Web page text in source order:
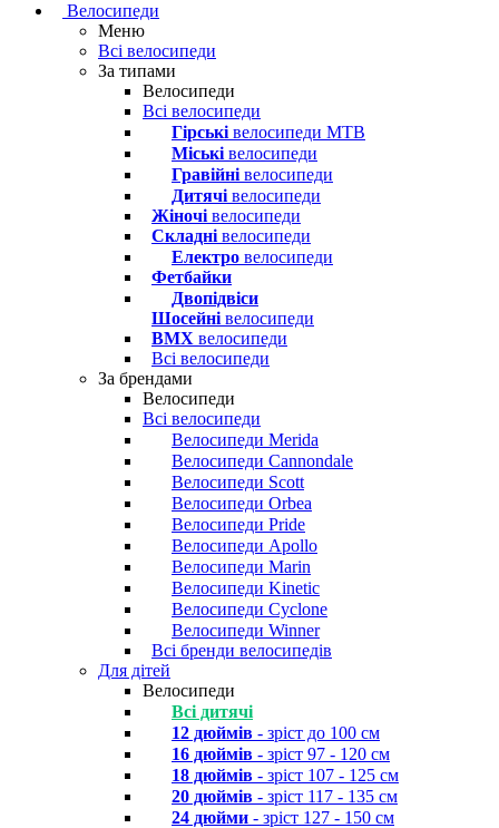
Велосипеди
Меню
Всі велосипеди
За типами
Велосипеди
Всі велосипеди
Гірські велосипеди MTB
Міські велосипеди
Гравійні велосипеди
Дитячі велосипеди
Жіночі велосипеди
Складні велосипеди
Електро велосипеди
Фетбайки
Двопідвіси
Шосейні велосипеди
BMX велосипеди
Всі велосипеди
За брендами
Велосипеди
Всі велосипеди
Велосипеди Merida
Велосипеди Cannondale
Велосипеди Scott
Велосипеди Orbea
Велосипеди Pride
Велосипеди Apollo
Велосипеди Marin
Велосипеди Kinetic
Велосипеди Cyclone
Велосипеди Winner
Всі бренди велосипедів
Для дітей
Велосипеди
Всі дитячі
12 дюймів - зріст до 100 см
16 дюймів - зріст 97 - 120 см
18 дюймів - зріст 107 - 125 см
20 дюймів - зріст 117 - 135 см
24 дюйми - зріст 127 - 150 см